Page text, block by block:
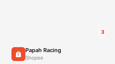
3
Papah Racing
Shopee